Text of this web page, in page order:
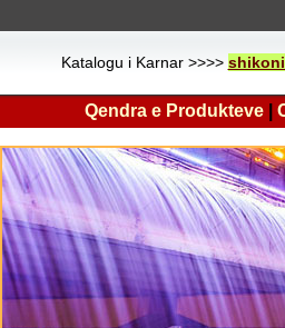
Katalogu i Karnar >>>>
Qendra e Produkteve